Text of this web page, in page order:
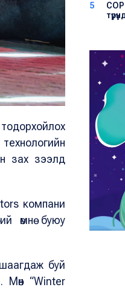
зах зээлд
компани
өмнө буюу
буй
Мөн “Winter
5